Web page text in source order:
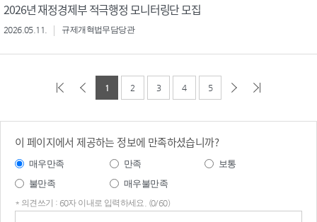
2026년 재정경제부 적극행정 모니터링단 모집
2026.05.11. 규제개혁법무담당관
1 2 3 4 5
이 페이지에서 제공하는 정보에 만족하셨습니까?
매우만족 만족
보통
불만족
매우불만족
* 의견쓰기 : 60자 이내로 입력하세요. (0/60)